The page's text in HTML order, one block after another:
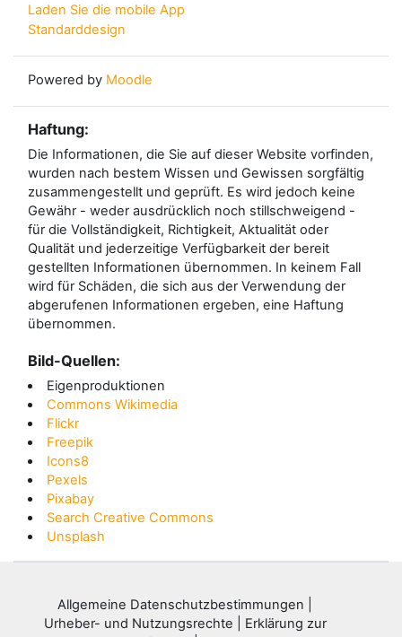
Laden Sie die mobile App
Standarddesign
Powered by Moodle
Haftung:
Die Informationen, die Sie auf dieser Website vorfinden,
wurden nach bestem Wissen und Gewissen sorgfältig
zusammengestellt und geprüft. Es wird jedoch keine
Gewähr - weder ausdrücklich noch stillschweigend -
für die Vollständigkeit, Richtigkeit, Aktualität oder
Qualität und jederzeitige Verfügbarkeit der bereit
gestellten Informationen übernommen. In keinem Fall
wird für Schäden, die sich aus der Verwendung der
abgerufenen Informationen ergeben, eine Haftung
übernommen.
Bild-Quellen:
Eigenproduktionen
Commons Wikimedia
Flickr
Freepik
Icons8
Pexels
Pixabay
Search Creative Commons
Unsplash
Allgemeine Datenschutzbestimmungen
Urheber- und Nutzungsrechte
Erklärung zur